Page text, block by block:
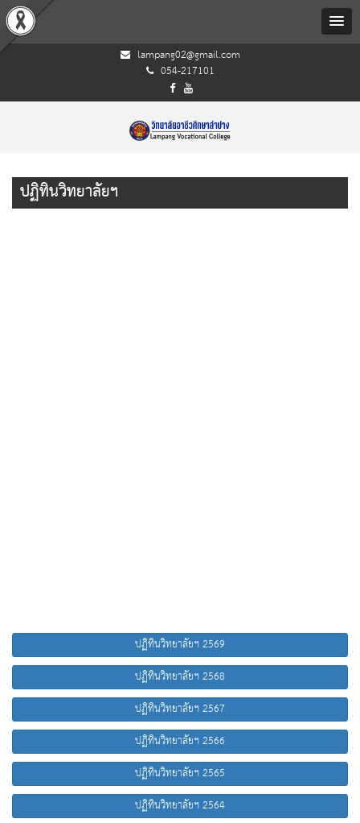
lampang02@gmail.com
054-217101
ปฏิทินวิทยาลัยฯ
ปฏิทินวิทยาลัยฯ 2569
ปฏิทินวิทยาลัยฯ 2568
ปฏิทินวิทยาลัยฯ 2567
ปฏิทินวิทยาลัยฯ 2566
ปฏิทินวิทยาลัยฯ 2565
ปฏิทินวิทยาลัยฯ 2564